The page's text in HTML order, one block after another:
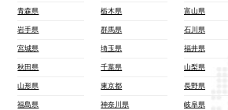
青森県
岩手県
宮城県
秋田県
山形県
福島県
栃木県
群馬県
埼玉県
千葉県
東京都
神奈川県
富山県
石川県
福井県
山梨県
長野県
岐阜県